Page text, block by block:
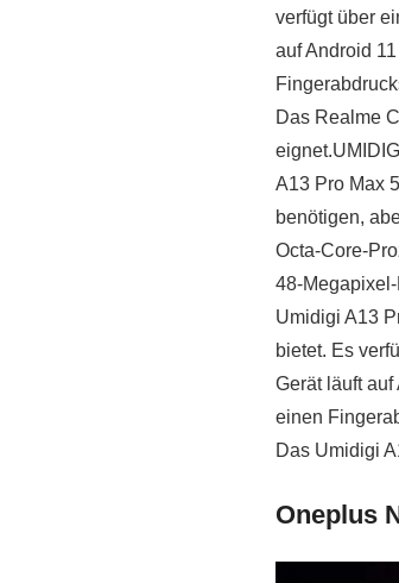
verfügt über
auf Android
Das Realme
A13 Pro Max
benötigen,
Octa-Core-
48-
Umidigi A13
bietet. Es
Gerät läuft
einen
Das Umidigi
Oneplus